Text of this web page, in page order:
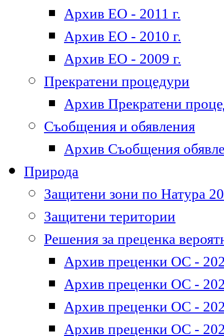
Архив ЕО - 2011 г.
Архив ЕО - 2010 г.
Архив ЕО - 2009 г.
Прекратени процедури
Архив Прекратени
Съобщения и обявления
Архив Съобщения
Природа
Защитени зони по Натура
Защитени територии
Решения за преценка
Архив преценки ОС -
Архив преценки ОС -
Архив преценки ОС -
Архив преценки ОС -